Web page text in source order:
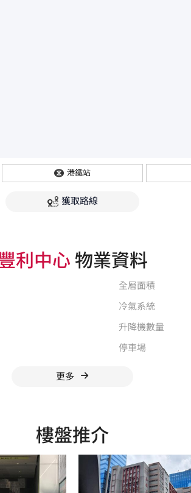
港鐵站
獲取路線
利中心 物業資料
全層面積
冷氣系統
升降機數量
停車場
更多
樓盤推介